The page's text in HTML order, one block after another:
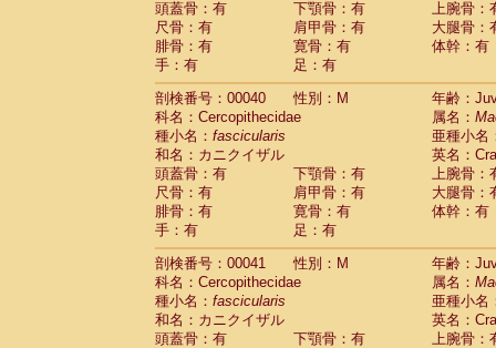
(2)
Hylobatidae Hylobates muelleri(0)
HylobatidaeHylobates pileatus(5)
Hylobatidae Hylobates
HylobatidaeHylobateshybrid(1)
HylobatidaeNomascus concolor(0)
HylobatidaeSymphalangus
Hominidae
(0)
Hominidae
Hominidae Gorilla gorilla beringei(0)
Hominidae Gorilla gorilla gorilla(0)
Primates misc.(0)
Scandentia Dendrogale melanura
Scandentia Ptilocercus lowii
ScandentiaTupaia glis
Scandentia
Scandentia
頭蓋骨：有
下顎骨：有
上腕骨：
尺骨：有
肩甲骨：有
大腿骨：
腓骨：有
寛骨：有
体幹：有
手：有
足：有
剖検番号：00040
性別：M
年齢：
科名：Cercopithecidae
属名：
種小名： fascicularis
亜種小名
和名：カニクイザル
英名：
頭蓋骨：有
下顎骨：有
上腕骨：
尺骨：有
肩甲骨：有
大腿骨：
腓骨：有
寛骨：有
体幹：有
手：有
足：有
剖検番号：00041
性別：M
年齢：
科名：Cercopithecidae
属名：
種小名： fascicularis
亜種小名
和名：カニクイザル
英名：
頭蓋骨：有
下顎骨：有
上腕骨：